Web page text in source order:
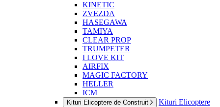
KINETIC
ZVEZDA
HASEGAWA
TAMIYA
CLEAR PROP
TRUMPETER
I LOVE KIT
AIRFIX
MAGIC FACTORY
HELLER
ICM
Kituri Elicoptere de Construit
Kituri Elicoptere